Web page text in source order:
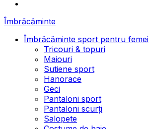
Îmbrăcăminte
Îmbrăcăminte sport pentru femei
Tricouri & topuri
Maiouri
Sutiene sport
Hanorace
Geci
Pantaloni sport
Pantaloni scurți
Salopete